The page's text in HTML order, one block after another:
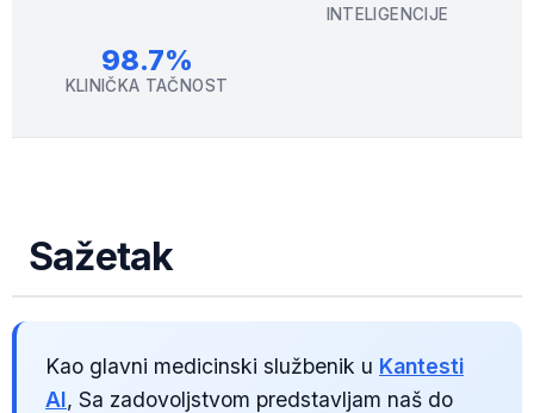
INTELIGENCIJE
98.7%
KLINIČKA TAČNOST
Sažetak
Kao glavni medicinski službenik u Kantesti
AI, Sa zadovoljstvom predstavljam naš do